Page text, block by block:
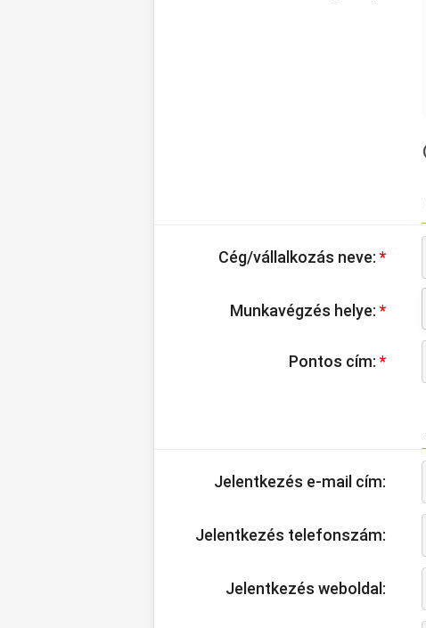
Cég/vállalkozás neve:*
Munkavégzés helye:*
Pontos cím:*
Jelentkezés e-mail cím:
Jelentkezés telefonszám:
Jelentkezés weboldal: